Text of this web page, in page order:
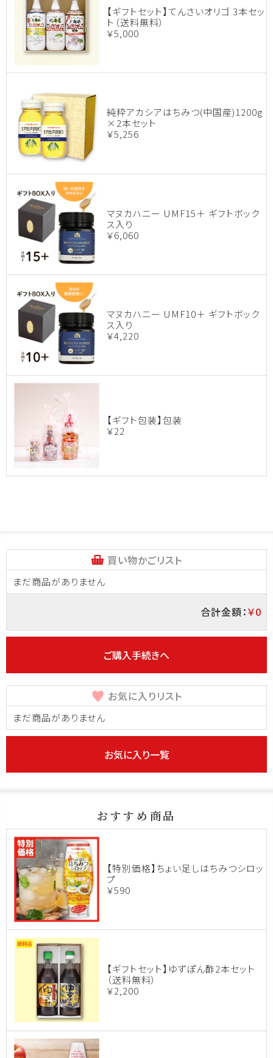
【ギフトセット】てんさいオリゴ 3本セッ
ト（送料無料）
￥5,000
純粋アカシアはちみつ(中国産)1200g
×2本セット
￥5,256
マヌカハニー UMF15＋ ギフトボック
ス入り
￥6,060
マヌカハニー UMF10＋ ギフトボック
ス入り
￥4,220
【ギフト包装】包装
￥22
買い物かごリスト
まだ商品がありません
合計金額：￥0
ご購入手続きへ
お気に入りリスト
まだ商品がありません
お気に入り一覧
おすすめ商品
【特別価格】ちょい足しはちみつシロッ
プ
￥590
【ギフトセット】ゆずぽん酢2本セット
（送料無料）
￥2,200